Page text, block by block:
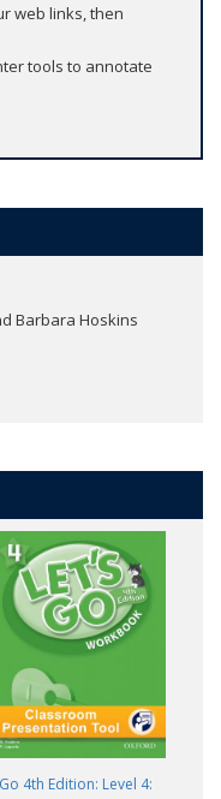
web links, then
tools to annotate
Barbara Hoskins
4th Edition: Level 4: